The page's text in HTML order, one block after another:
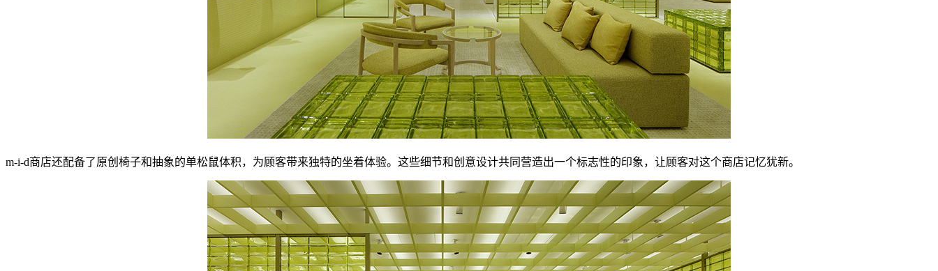
m-i-d商店还配备了原创椅子和抽象的单松鼠体积，为顾客带来独特的坐着体验。这些细节和创意设计共同营造出一个标志性的印象，让顾客对这个商店记忆犹新。